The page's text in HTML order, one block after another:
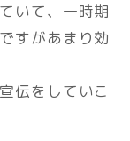
いて、一時期
すがあまり効
伝をしていこ